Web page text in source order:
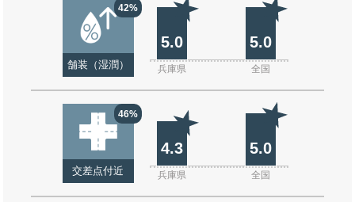
42%
舗装（湿潤）
5.0 5.0
兵庫県 全国
46%
交差点付近
4.3 5.0
兵庫県 全国